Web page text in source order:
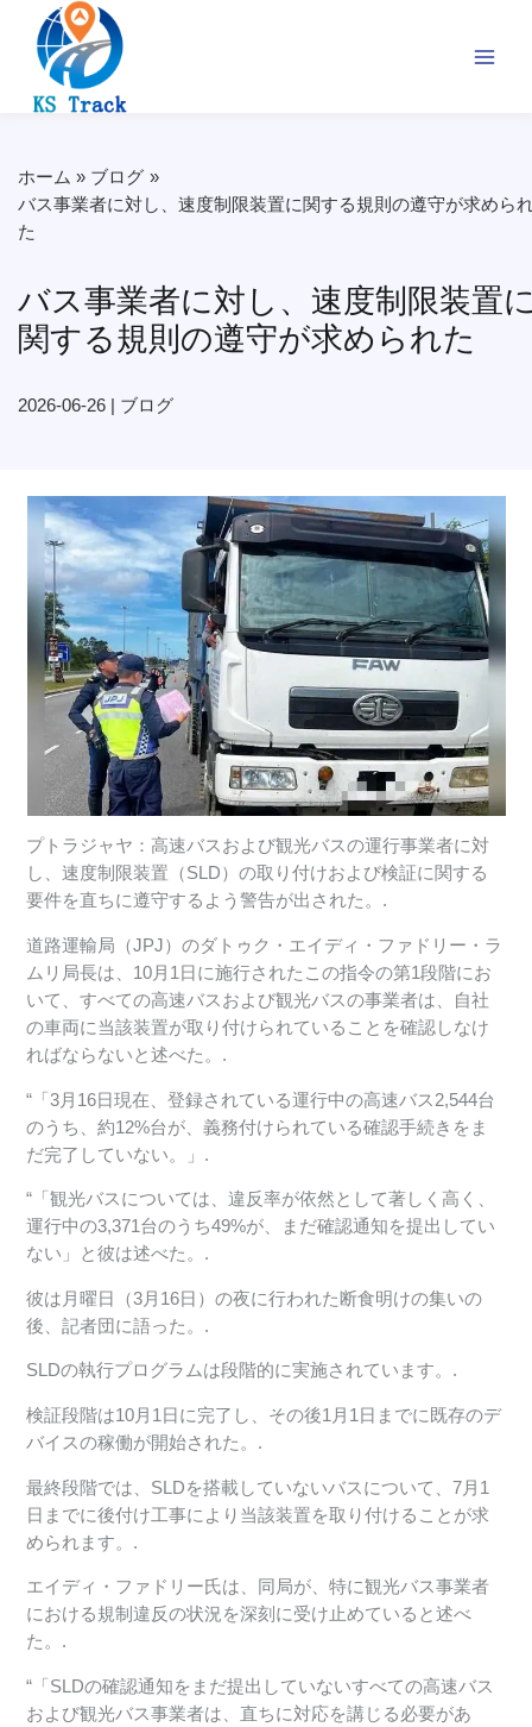
ホーム
ブログ
バス事業者に対し、速度制限装置に関する規則の遵守が求めら
た
バス事業者に対し、速度制限装置
関する規則の遵守が求められた
2026-06-26 ブログ
プトラジャヤ：高速バスおよび観光バスの運行事業者に対
し、速度制限装置（SLD）の取り付けおよび検証に関する
要件を直ちに遵守するよう警告が出された。.
道路運輸局（JPJ）のダトゥク・エイディ・ファドリー・ラ
ムリ局長は、10月1日に施行されたこの指令の第1段階にお
いて、すべての高速バスおよび観光バスの事業者は、自社
の車両に当該装置が取り付けられていることを確認しなけ
ればならないと述べた。.
“「3月16日現在、登録されている運行中の高速バス2,544台
のうち、約12%台が、義務付けられている確認手続きをま
だ完了していない。」.
“「観光バスについては、違反率が依然として著しく高く、
運行中の3,371台のうち49%が、まだ確認通知を提出してい
ない」と彼は述べた。.
彼は月曜日（3月16日）の夜に行われた断食明けの集いの
後、記者団に語った。.
SLDの執行プログラムは段階的に実施されています。.
検証段階は10月1日に完了し、その後1月1日までに既存のデ
バイスの稼働が開始された。.
最終段階では、SLDを搭載していないバスについて、7月1
日までに後付け工事により当該装置を取り付けることが求
められます。.
エイディ・ファドリー氏は、同局が、特に観光バス事業者
における規制違反の状況を深刻に受け止めていると述べ
た。.
“「SLDの確認通知をまだ提出していないすべての高速バス
および観光バス事業者は、直ちに対応を講じる必要があ